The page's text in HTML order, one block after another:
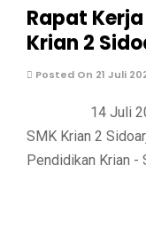
Rapat
Krian 2
Posted On 21 Juli
14 Juli 2022,
SMK Krian 2
Pendidikan Krian -